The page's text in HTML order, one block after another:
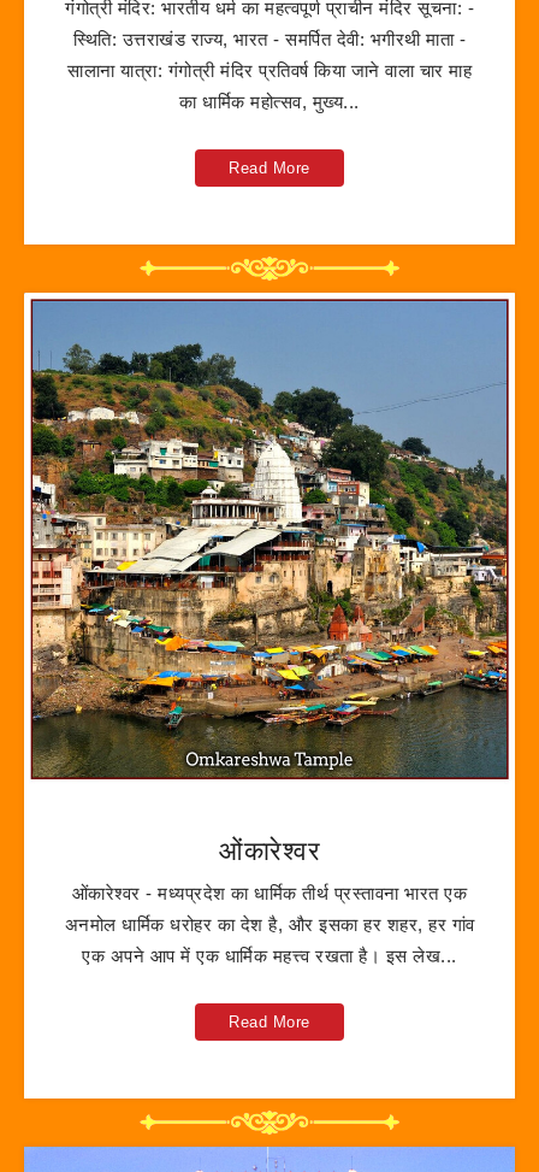
गंगोत्री मंदिर: भारतीय धर्म का महत्वपूर्ण प्राचीन मंदिर सूचना: -
स्थिति: उत्तराखंड राज्य, भारत - समर्पित देवी: भगीरथी माता -
सालाना यात्रा: गंगोत्री मंदिर प्रतिवर्ष किया जाने वाला चार माह
का धार्मिक महोत्सव, मुख्य...
Read More
ओंकारेश्वर
ओंकारेश्वर - मध्यप्रदेश का धार्मिक तीर्थ प्रस्तावना भारत एक
अनमोल धार्मिक धरोहर का देश है, और इसका हर शहर, हर गांव
एक अपने आप में एक धार्मिक महत्त्व रखता है। इस लेख...
Read More